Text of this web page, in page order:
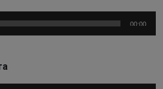
00:00